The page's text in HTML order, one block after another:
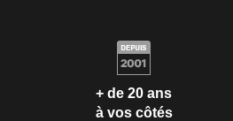
+ de 20 ans
à vos côtés